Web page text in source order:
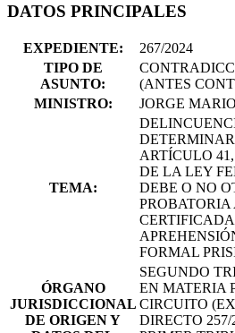
DATOS PRINCIPALES
EXPEDIENTE:
267/2024
TIPO DE
ASUNTO:
(ANTES
MINISTRO:
JORGE
TEMA:
ARTÍCULO
DE LA LEY
DEBE O NO
PROBATORIA
FORMAL
ÓRGANO
JURISDICCIONAL
DE ORIGEN Y
SEGUNDO
EN MATERIA
CIRCUITO
DIRECTO 257/